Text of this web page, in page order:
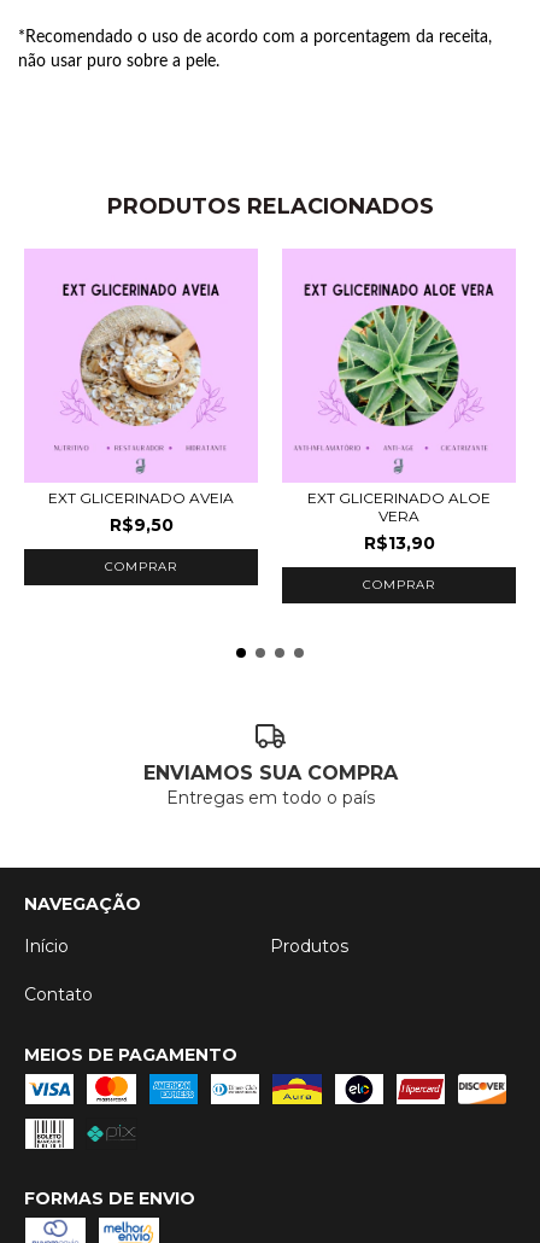
*Recomendado o uso de acordo com a porcentagem da receita,
não usar puro sobre a pele.
PRODUTOS RELACIONADOS
EXT GLICERINADO AVEIA
R$9,50
COMPRAR
EXT GLICERINADO ALOE
VERA
R$13,90
COMPRAR
ENVIAMOS SUA COMPRA
Entregas em todo o país
NAVEGAÇÃO
Início
Produtos
Contato
MEIOS DE PAGAMENTO
FORMAS DE ENVIO